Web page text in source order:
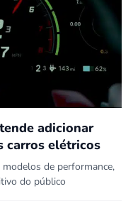
adicionar
carros elétricos
de performance,
do público